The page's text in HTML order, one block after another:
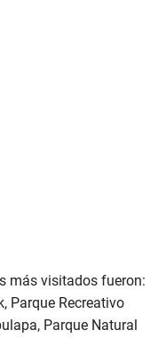
más visitados fueron:
Parque Recreativo
Parque Natural